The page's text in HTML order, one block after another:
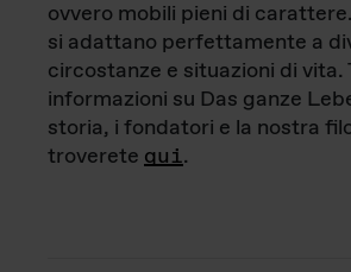
ovvero mobili pieni di
si adattano perfettamente a
circostanze e situazioni di vita.
informazioni su Das ganze
storia, i fondatori e la nostra
troverete qui.